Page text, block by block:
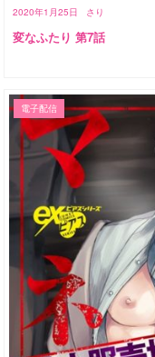
2020年1月25日 さり
変なふたり 第7話
電子配信